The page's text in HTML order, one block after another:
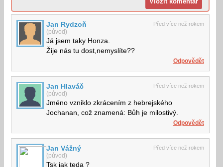
Před více než rokem
Jan Rydzoň
(původ)
Já jsem taky Honza.
Žije nás tu dost,nemyslíte??
Odpovědět
Před více než rokem
Jan Hlaváč
(původ)
Jméno vzniklo zkrácením z hebrejského
Jochanan, což znamená: Bůh je milostivý.
Odpovědět
Před více než rokem
Jan Vážný
(původ)
Tsk jak teda ?